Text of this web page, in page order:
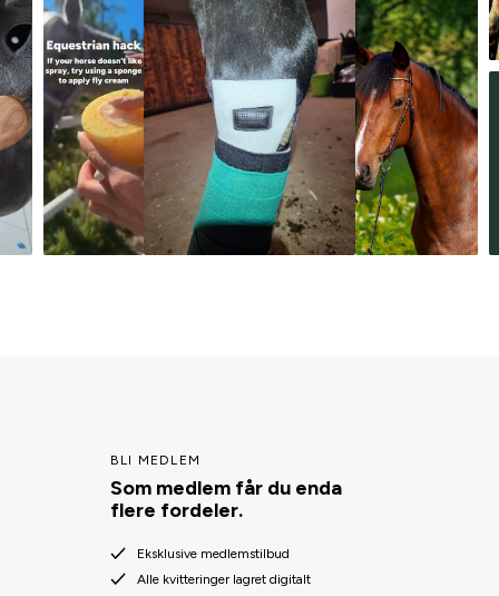
BLI MEDLEM
Som medlem får du enda
flere fordeler.
Eksklusive medlemstilbud
Alle kvitteringer lagret digitalt